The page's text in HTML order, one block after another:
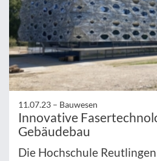
11.07.23 – Bauwesen
Innovative
Gebäudebau
Die Hochschule